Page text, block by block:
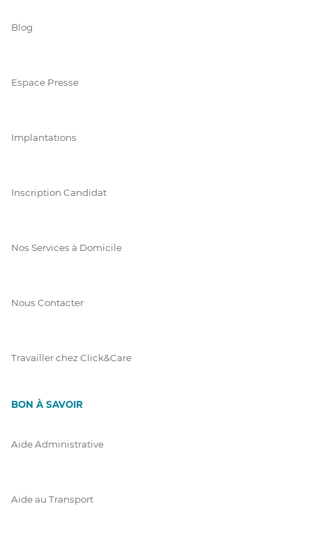
Blog
Espace Presse
Implantations
Inscription Candidat
Nos Services à Domicile
Nous Contacter
Travailler chez Click&Care
BON À SAVOIR
Aide Administrative
Aide au Transport